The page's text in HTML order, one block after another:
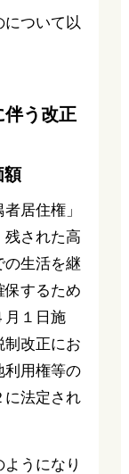
について以
う改正
額
居住権」
残された高
の生活を継
保するため
月１日施
制改正にお
利用権等の
に法定され
うになり